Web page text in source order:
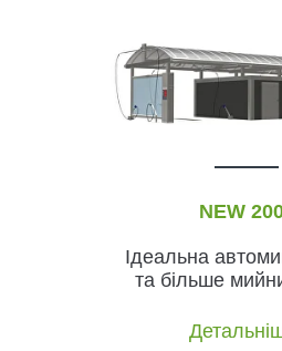
NEW
Ідеальна
та більше